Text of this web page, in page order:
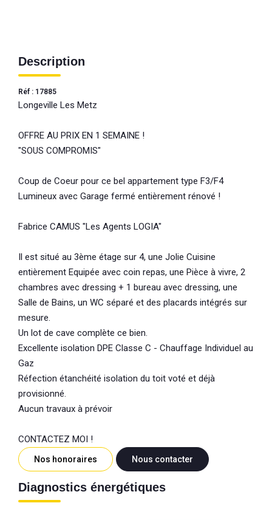
Description
Réf : 17885
Longeville Les Metz
OFFRE AU PRIX EN 1 SEMAINE !
"SOUS COMPROMIS"
Coup de Coeur pour ce bel appartement type F3/F4
Lumineux avec Garage fermé entièrement rénové !
Fabrice CAMUS "Les Agents LOGIA"
Il est situé au 3ème étage sur 4, une Jolie Cuisine
entièrement Equipée avec coin repas, une Pièce à vivre, 2
chambres avec dressing + 1 bureau avec dressing, une
Salle de Bains, un WC séparé et des placards intégrés sur
mesure.
Un lot de cave complète ce bien.
Excellente isolation DPE Classe C - Chauffage Individuel au
Gaz
Réfection étanchéité isolation du toit voté et déjà
provisionné.
Aucun travaux à prévoir
CONTACTEZ MOI !
Nos honoraires Nous contacter
Diagnostics énergétiques